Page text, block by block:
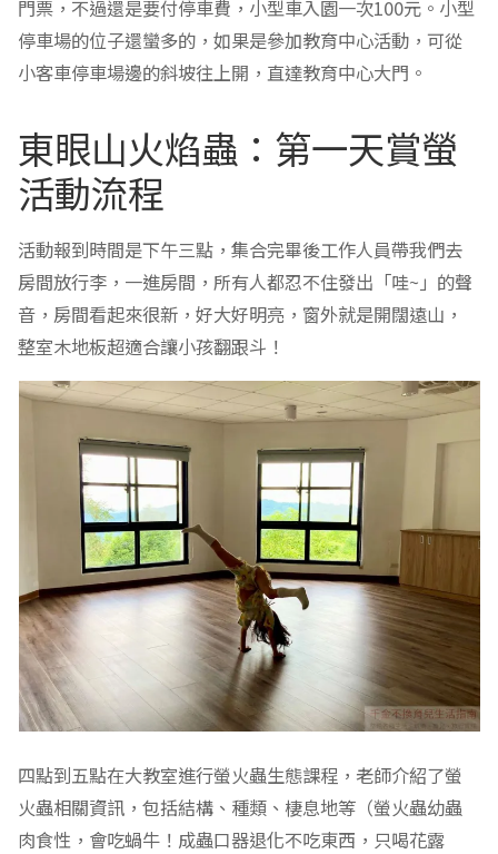
門票，不過還是要付停車費，小型車入園一次100元。小型
停車場的位子還蠻多的，如果是參加教育中心活動，可從
小客車停車場邊的斜坡往上開，直達教育中心大門。
東眼山火焰蟲：第一天賞螢
活動流程
活動報到時間是下午三點，集合完畢後工作人員帶我們去
房間放行李，一進房間，所有人都忍不住發出「哇~」的聲
音，房間看起來很新，好大好明亮，窗外就是開闊遠山，
整室木地板超適合讓小孩翻跟斗！
四點到五點在大教室進行螢火蟲生態課程，老師介紹了螢
火蟲相關資訊，包括結構、種類、棲息地等（螢火蟲幼蟲
肉食性，會吃蝸牛！成蟲口器退化不吃東西，只喝花露